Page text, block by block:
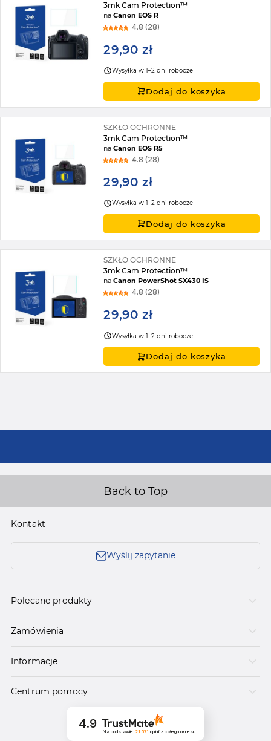
3mk Cam Protection™
naCanon EOS R
4.8 (28)
29,90 zł
Wysyłka w 1–2 dni robocze
Dodaj do koszyka
SZKŁO OCHRONNE
3mk Cam Protection™
naCanon EOS R5
4.8 (28)
29,90 zł
Wysyłka w 1–2 dni robocze
Dodaj do koszyka
SZKŁO OCHRONNE
3mk Cam Protection™
naCanon PowerShot SX430 IS
4.8 (28)
29,90 zł
Wysyłka w 1–2 dni robocze
Dodaj do koszyka
Back to Top
Kontakt
Wyślij zapytanie
Polecane produkty
Zamówienia
Informacje
Centrum pomocy
4.9
Na podstawie 21 571 opinii z całego okresu